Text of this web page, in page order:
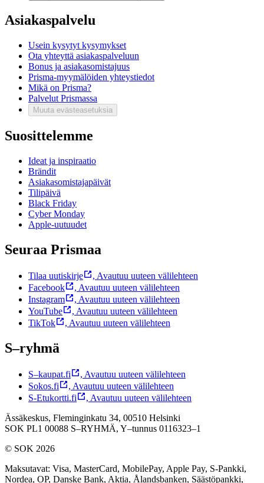
Asiakaspalvelu
Usein kysytyt kysymykset
Ota yhteyttä asiakaspalveluun
Bonus ja asiakasomistajuus
Prisma-myymälöiden yhteystiedot
Mikä on Prisma?
Palvelut Prismassa
Muuta evästeasetuksia
Suosittelemme
Ideat ja inspiraatio
Brändit
Asiakasomistajapäivät
Tilipäivä
Black Friday
Cyber Monday
Apple-uutuudet
Seuraa Prismaa
Tilaa uutiskirje , Avautuu uuteen välilehteen
Facebook
, Avautuu uuteen välilehteen
Instagram
, Avautuu uuteen välilehteen
YouTube
, Avautuu uuteen välilehteen
TikTok
, Avautuu uuteen välilehteen
S–ryhmä
S–kaupat.fi , Avautuu uuteen välilehteen
Sokos.fi
, Avautuu uuteen välilehteen
S-Etukortti.fi
, Avautuu uuteen välilehteen
Ässäkeskus, Fleminginkatu 34, 00510 Helsinki
SOK PL1 00088 S–RYHMÄ, Y–tunnus 0116323–1
© SOK 2026
Maksutavat: Visa, MasterCard, MobilePay, Apple Pay, S-Pankki,
Nordea, OP, Danske Bank, Aktia, Ålandsbanken, Säästöpankki,